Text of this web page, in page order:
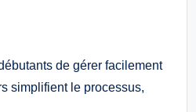
de gérer facilement
simplifient le processus,